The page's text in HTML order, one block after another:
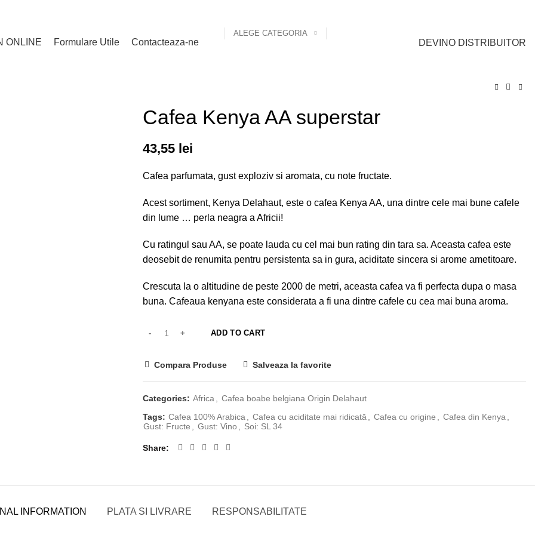
ALEGE CATEGORIA
ONLINE Formulare Utile Contacteaza-ne DEVINO DISTRIBUITOR
Cafea Kenya AA superstar
43,55 lei
Cafea parfumata, gust exploziv si aromata, cu note fructate.
Acest sortiment, Kenya Delahaut, este o cafea Kenya AA, una dintre cele mai bune cafele
din lume … perla neagra a Africii!
Cu ratingul sau AA, se poate lauda cu cel mai bun rating din tara sa. Aceasta cafea este
deosebit de renumita pentru persistenta sa in gura, aciditate sincera si arome ametitoare.
Crescuta la o altitudine de peste 2000 de metri, aceasta cafea va fi perfecta dupa o masa
buna. Cafeaua kenyana este considerata a fi una dintre cafele cu cea mai buna aroma.
ADD TO CART
Compara Produse Salveaza la favorite
Categories: Africa
Cafea boabe belgiana Origin Delahaut
Tags: Cafea 100% Arabica Cafea cu aciditate mai ridicată Cafea cu origine Cafea din Kenya
Gust: Fructe
Gust: Vino Soi: SL 34
Share
INFORMATION PLATA SI LIVRARE RESPONSABILITATE